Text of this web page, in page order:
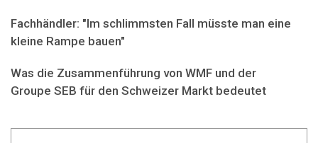
Fachhändler: "Im schlimmsten Fall müsste man eine
kleine Rampe bauen"
Was die Zusammenführung von WMF und der
Groupe SEB für den Schweizer Markt bedeutet